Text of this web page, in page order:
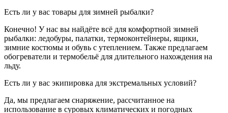
Есть ли у вас товары для зимней рыбалки?
Конечно! У нас вы найдёте всё для комфортной зимней
рыбалки: ледобуры, палатки, термоконтейнеры, ящики,
зимние костюмы и обувь с утеплением. Также предлагаем
обогреватели и термобельё для длительного нахождения на
льду.
Есть ли у вас экипировка для экстремальных условий?
Да, мы предлагаем снаряжение, рассчитанное на
использование в суровых климатических и погодных